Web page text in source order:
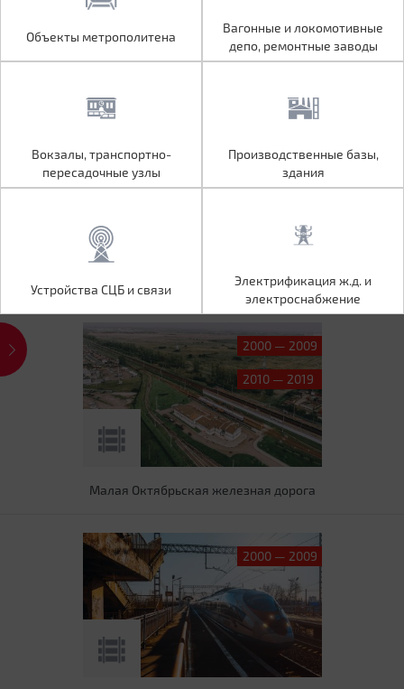
Вагонные и локомотивные
Вокзалы, транспортно-
пересадочные узлы
Производственные базы,
Электрификация ж.д. и
электроснабжение
Объекты метрополитена
Вагонные и локомотивные
депо, ремонтные заводы
Вокзалы, транспортно-
пересадочные узлы
Производственные базы,
здания
Устройства СЦБ и связи
Электрификация ж.д. и
электроснабжение
2000 — 2009
2010 — 2019
Малая Октябрьская железная дорога
2000 — 2009